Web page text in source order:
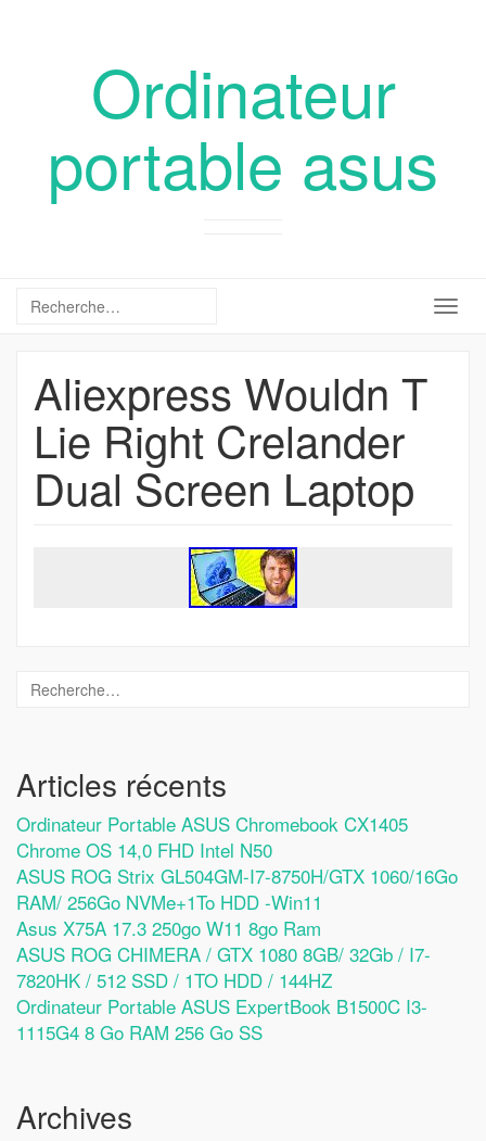
Ordinateur
portable asus
Aliexpress Wouldn T
Lie Right Crelander
Dual Screen Laptop
Articles récents
Ordinateur Portable ASUS Chromebook CX1405
Chrome OS 14,0 FHD Intel N50
ASUS ROG Strix GL504GM-I7-8750H/GTX 1060/16Go
RAM/ 256Go NVMe+1To HDD -Win11
Asus X75A 17.3 250go W11 8go Ram
ASUS ROG CHIMERA / GTX 1080 8GB/ 32Gb / I7-
7820HK / 512 SSD / 1TO HDD / 144HZ
Ordinateur Portable ASUS ExpertBook B1500C I3-
1115G4 8 Go RAM 256 Go SS
Archives